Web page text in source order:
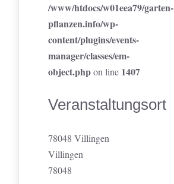
/www/htdocs/w01eea79/garten-
pflanzen.info/wp-
content/plugins/events-
manager/classes/em-
object.phpon line 1407
Veranstaltungsort
78048 Villingen
Villingen
78048